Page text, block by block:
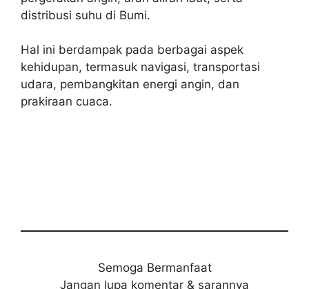
distribusi suhu di Bumi.
Hal ini berdampak pada berbagai aspek
kehidupan, termasuk navigasi, transportasi
udara, pembangkitan energi angin, dan
prakiraan cuaca.
Semoga Bermanfaat
Jangan lupa komentar & sarannya